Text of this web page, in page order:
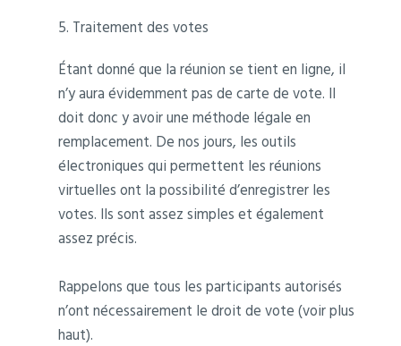
5. Traitement des votes
Étant donné que la réunion se tient en ligne, il
n’y aura évidemment pas de carte de vote. Il
doit donc y avoir une méthode légale en
remplacement. De nos jours, les outils
électroniques qui permettent les réunions
virtuelles ont la possibilité d’enregistrer les
votes. Ils sont assez simples et également
assez précis.
Rappelons que tous les participants autorisés
n’ont nécessairement le droit de vote (voir plus
haut).